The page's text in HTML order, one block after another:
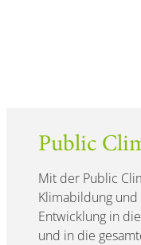
Public
Mit der Public
Klimabildung
Entwicklung in
und in die